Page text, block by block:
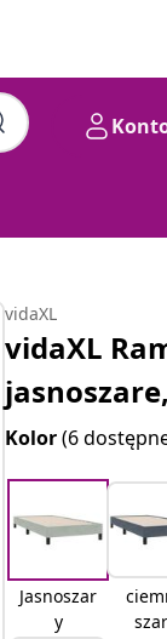
vidaXL
vidaXL
Kolor(6
Jasnoszar
y